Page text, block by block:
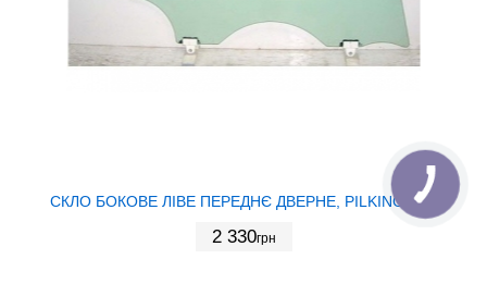
СКЛО БОКОВЕ ЛІВЕ ПЕРЕДНЄ ДВЕРНЕ, PILKINGTON
2 330грн